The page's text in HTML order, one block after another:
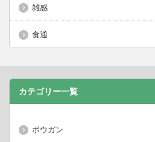
雑感
食通
カテゴリー一覧
ボウガン